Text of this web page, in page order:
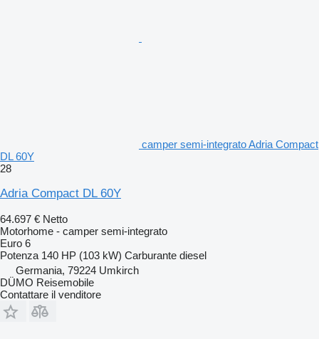
camper semi-integrato Adria Compact
DL 60Y
28
Adria Compact DL 60Y
64.697 € Netto
Motorhome - camper semi-integrato
Euro 6
Potenza 140 HP (103 kW) Carburante diesel
Germania, 79224 Umkirch
DÜMO Reisemobile
Contattare il venditore